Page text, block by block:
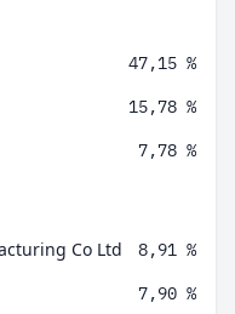
47,15 %
15,78 %
7,78 %
Co Ltd
8,91 %
7,90 %